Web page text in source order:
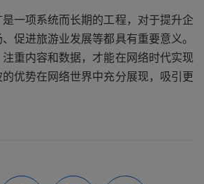
一项系统而长期的工程，对于提升企
促进旅游业发展等都具有重要意义。
重内容和数据，才能在网络时代实现
优势在网络世界中充分展现，吸引更